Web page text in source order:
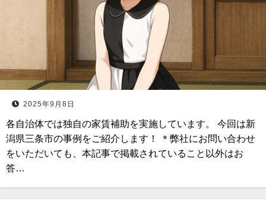
2025年9月8日
各自治体では独自の家賃補助を実施しています。 今回は新
潟県三条市の事例をご紹介します！ ＊弊社にお問い合わせ
をいただいても、本記事で掲載されていること以外はお
答…